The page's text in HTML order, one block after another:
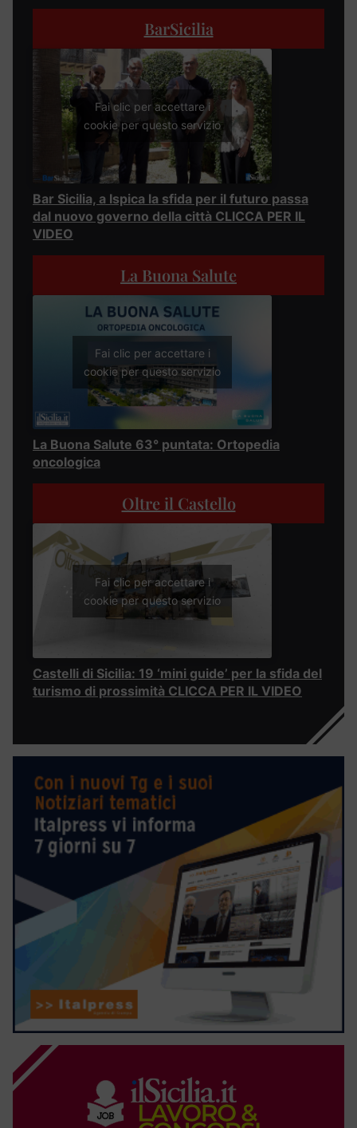
BarSicilia
Fai clic per accettare i
cookie per questo servizio
Bar Sicilia, a Ispica la sfida per il futuro passa
dal nuovo governo della città CLICCA PER IL
VIDEO
La Buona Salute
Fai clic per accettare i
cookie per questo servizio
La Buona Salute 63° puntata: Ortopedia
oncologica
Oltre il Castello
Fai clic per accettare i
cookie per questo servizio
Castelli di Sicilia: 19 ‘mini guide’ per la sfida del
turismo di prossimità CLICCA PER IL VIDEO